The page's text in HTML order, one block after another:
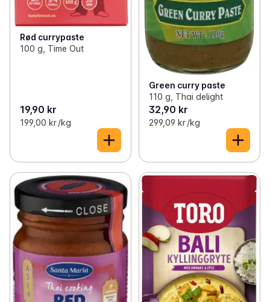
Rød currypaste
100 g, Time Out
19,90 kr
199,00 kr /kg
Green curry paste
110 g, Thai delight
32,90 kr
299,09 kr /kg